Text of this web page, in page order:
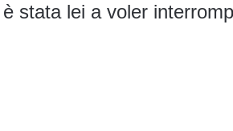
stata lei a voler